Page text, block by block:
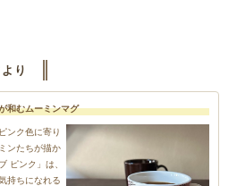
り
和むムーミンマグ
ンク色に寄り
ンたちが描か
ピンク」は、
持ちになれる